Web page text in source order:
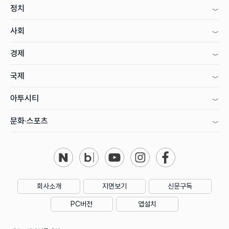
정치
사회
경제
국제
아투시티
문화·스포츠
회사소개 지면보기 신문구독
PC버전 앱설치